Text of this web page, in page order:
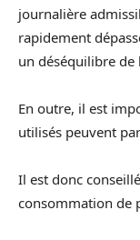
journalière
rapidement
un déséquilibre
En outre, il est
utilisés peuvent
Il est donc
consommation de